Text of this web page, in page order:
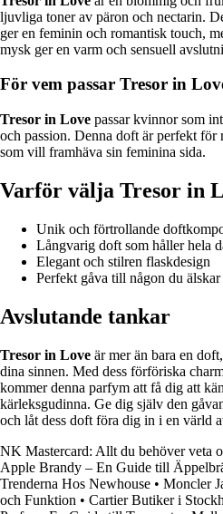
ljuvliga toner av päron och nectarin.
ger en feminin och romantisk touch,
mysk ger en varm och sensuell
För vem passar Tresor in
Tresor in Love passar kvinnor som
och passion. Denna doft är perfekt
som vill framhäva sin feminina sida.
Varför välja Tresor in
Unik och förtrollande
Långvarig doft som håller hela
Elegant och stilren flaskdesign
Perfekt gåva till någon du älskar
Avslutande tankar
Tresor in Love är mer än bara en
dina sinnen. Med dess förföriska
kommer denna parfym att få dig att
kärleksgudinna. Ge dig själv den
och låt dess doft föra dig in i en värld
NK Mastercard: Allt du behöver veta
Apple Brandy – En Guide till
Trenderna Hos Newhouse • Moncler
och Funktion • Cartier Butiker i